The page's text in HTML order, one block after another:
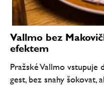
Vallmo bez
efektem
Pražské Vallmo vstupuje
gest, bez snahy šokovat,